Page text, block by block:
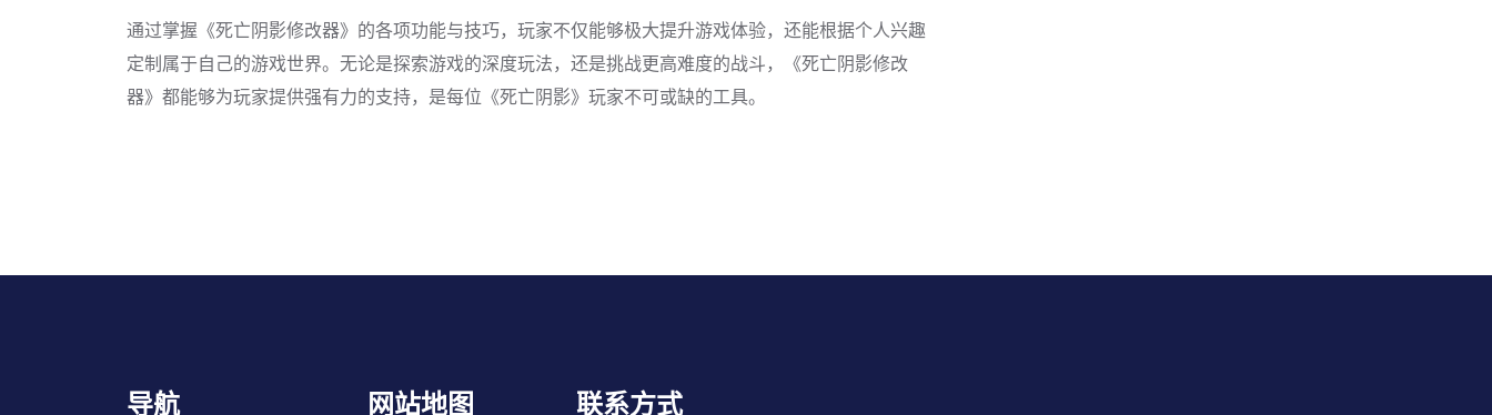
通过掌握《死亡阴影修改器》的各项功能与技巧，玩家不仅能够极大提升游戏体验，还能根据个人兴趣
定制属于自己的游戏世界。无论是探索游戏的深度玩法，还是挑战更高难度的战斗，《死亡阴影修改
器》都能够为玩家提供强有力的支持，是每位《死亡阴影》玩家不可或缺的工具。
导航 网站地图 联系方式